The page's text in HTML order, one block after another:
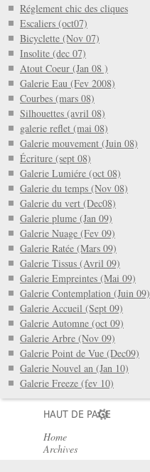
Réglement chic des cliques
Escaliers (oct07)
Bicyclette (Nov 07)
Insolite (dec 07)
Atout Coeur (Jan 08 )
Galerie Eau (Fev 2008)
Courbes (mars 08)
Silhouettes (avril 08)
galerie reflet (mai 08)
Galerie mouvement (Juin 08)
Écriture (sept 08)
Galerie Lumiére (oct 08)
Galerie du temps (Nov 08)
Galerie du vert (Dec08)
Galerie plume (Jan 09)
Galerie Nuage (Fev 09)
Galerie Ratée (Mars 09)
Galerie Tissus (Avril 09)
Galerie Empreintes (Mai 09)
Galerie Contemplation (Juin 09)
Galerie Accueil (Sept 09)
Galerie Automne (oct 09)
Galerie Arbre (Nov 09)
Galerie Point de Vue (Dec09)
Galerie Nouvel an (Jan 10)
Galerie Freeze (fev 10)
HAUT DE PAGE
Home
Archives